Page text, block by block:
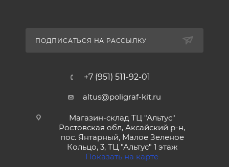
ПОДПИСАТЬСЯ НА РАССЫЛКУ
+7 (951) 511-92-01
altus@poligraf-kit.ru
Магазин-склад ТЦ "Альтус"
Ростовская обл, Аксайский р-н,
пос. Янтарный, Малое Зеленое
Кольцо, 3, ТЦ "Альтус" 1 этаж
Показать на карте